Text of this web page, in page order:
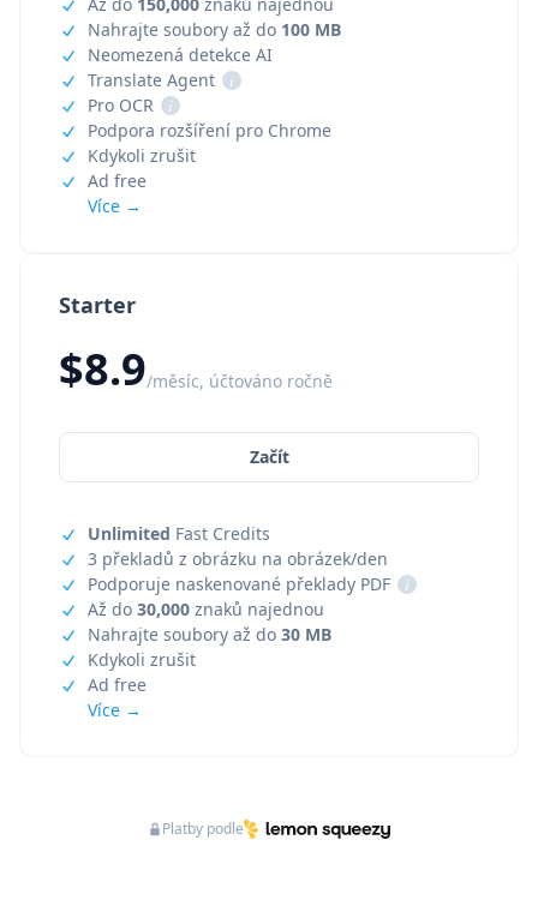
Starter
$8.9/měsíc, účtováno ročně
Začít
Unlimited Fast Credits
3 překladů z obrázku na obrázek/den
Podporuje naskenované překlady PDF
i
Až do 30,000 znaků najednou
Nahrajte soubory až do 30 MB
Kdykoli zrušit
Ad free
Více →
Nahrajte soubory až do 100 MB
Neomezená detekce AI
Translate Agent
i
Pro OCR
i
Podpora rozšíření pro Chrome
Kdykoli zrušit
Ad free
Více →
Platby podle